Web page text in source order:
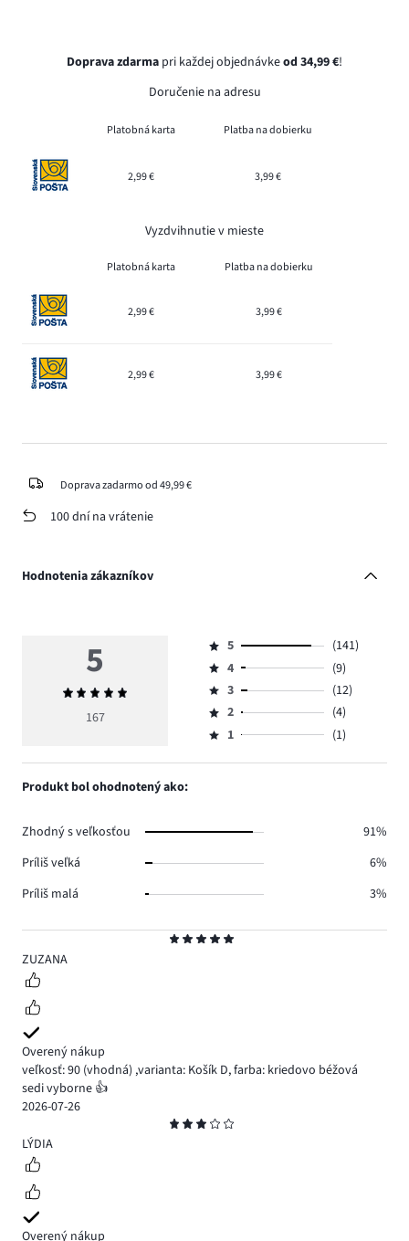
Doprava zdarma pri každej objednávkeod 34,99 €!
Doručenie na adresu
Platobná karta Platba na dobierku
2,99 € 3,99 €
Vyzdvihnutie v mieste
Platobná karta Platba na dobierku
2,99 € 3,99 €
2,99 € 3,99 €
Doprava zadarmo od 49,99 €
100 dní na vrátenie
Hodnotenia zákazníkov
5
ZUZANA
Overený nákup
veľkosť: 90 (vhodná) ,varianta: Košík D,farba: kriedovo béžová
sedi vyborne 👍
2026-07-26
3
LÝDIA
Overený nákup
5
Priemerné
hodnotenie
167
Hodnotenie
5,
počet
hlasov
141.
5
(141)
Hodnotenie
4,
počet
hlasov
4
(9)
Hodnotenie
3,
počet
3
(12)
Hodnotenie
2,
2
(4)
Hodnotenie
1,
1 (1)
Produkt bol ohodnotený ako:
Zhodný s veľkosťou
91%
Príliš veľká
6%
Príliš malá
3%